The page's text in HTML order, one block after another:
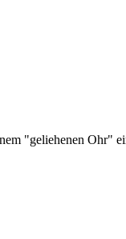
"geliehenen Ohr"